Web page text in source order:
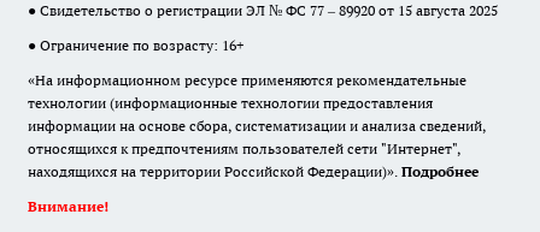
● Свидетельство о регистрации ЭЛ № ФС 77 – 89920 от 15 августа 2025
● Ограничение по возрасту: 16+
«На информационном ресурсе применяются рекомендательные
технологии (информационные технологии предоставления
информации на основе сбора, систематизации и анализа сведений,
относящихся к предпочтениям пользователей сети "Интернет",
находящихся на территории Российской Федерации)». Подробнее
Внимание!